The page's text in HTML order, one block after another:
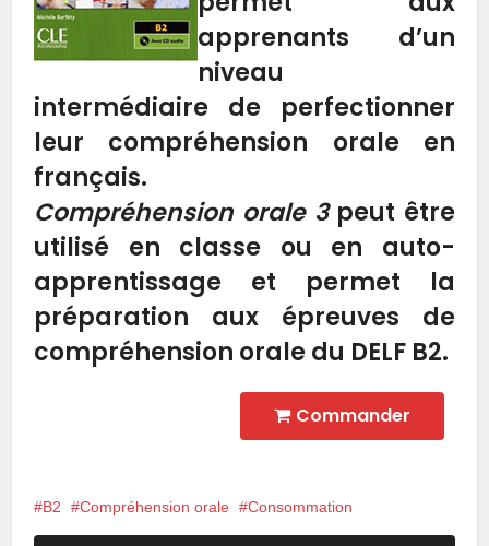
apprenants d’un
niveau
intermédiaire de perfectionner
leur compréhension orale en
français.
Compréhension orale 3 peut être
utilisé en classe ou en auto-
apprentissage et permet la
préparation aux épreuves de
compréhension orale du DELF B2.
Commander
B2 Compréhension orale Consommation